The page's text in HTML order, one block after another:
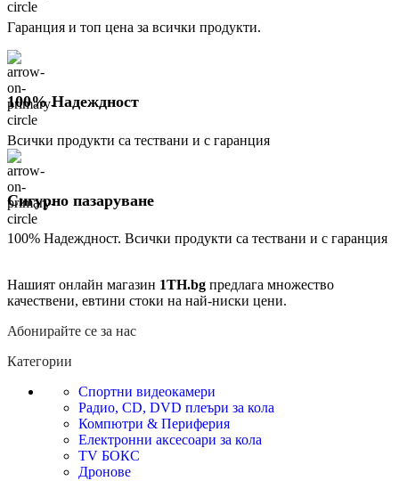
Гаранция и топ цена за всички продукти.
100% Надеждност
Всички продукти са тествани и с гаранция
Сигурно пазаруване
100% Надеждност. Всички продукти са тествани и с гаранция
Нашият онлайн магазин 1TH.bg предлага множество
качествени, евтини стоки на най-ниски цени.
Абонирайте се за нас
Категории
Спортни видеокамери
Радио, CD, DVD плеъри за кола
Компютри & Периферия
Електронни аксесоари за кола
TV БОКС
Дронове